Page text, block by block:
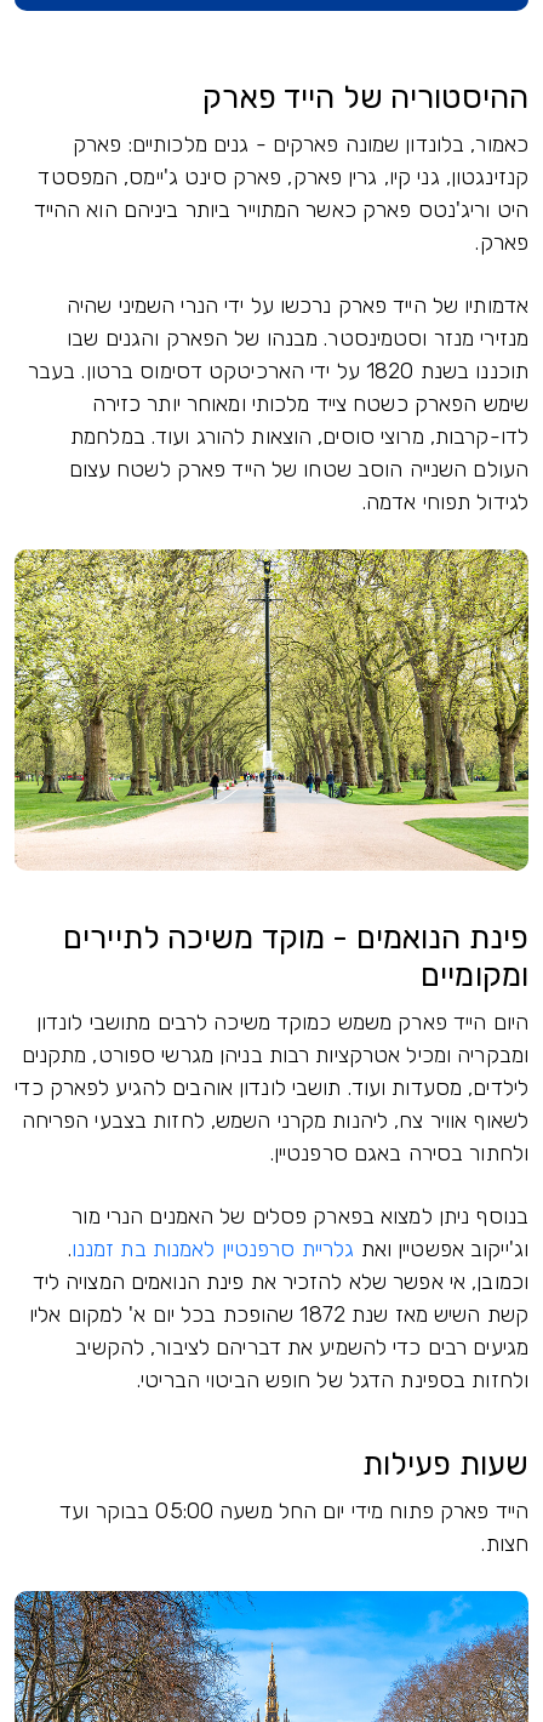
ההיסטוריה של הייד פארק
כאמור, בלונדון שמונה פארקים - גנים מלכותיים: פארק
קנזינגטון, גני קיו, גרין פארק, פארק סינט ג'יימס, המפסטד
היט וריג'נטס פארק כאשר המתוייר ביותר ביניהם הוא ההייד
פארק.
אדמותיו של הייד פארק נרכשו על ידי הנרי השמיני שהיה
מנזירי מנזר וסטמינסטר. מבנהו של הפארק והגנים שבו
תוכננו בשנת 1820 על ידי הארכיטקט דסימוס ברטון. בעבר
שימש הפארק כשטח צייד מלכותי ומאוחר יותר כזירה
לדו-קרבות, מרוצי סוסים, הוצאות להורג ועוד. במלחמת
העולם השנייה הוסב שטחו של הייד פארק לשטח עצום
לגידול תפוחי אדמה.
פינת הנואמים - מוקד משיכה לתיירים
ומקומיים
היום הייד פארק משמש כמוקד משיכה לרבים מתושבי לונדון
ומבקריה ומכיל אטרקציות רבות בניהן מגרשי ספורט, מתקנים
לילדים, מסעדות ועוד. תושבי לונדון אוהבים להגיע לפארק כדי
לשאוף אוויר צח, ליהנות מקרני השמש, לחזות בצבעי הפריחה
ולחתור בסירה באגם סרפנטיין.
בנוסף ניתן למצוא בפארק פסלים של האמנים הנרי מור
וג'ייקוב אפשטיין ואת גלריית סרפנטיין לאמנות בת זמננו.
וכמובן, אי אפשר שלא להזכיר את פינת הנואמים המצויה ליד
קשת השיש מאז שנת 1872 שהופכת בכל יום א' למקום אליו
מגיעים רבים כדי להשמיע את דבריהם לציבור, להקשיב
ולחזות בספינת הדגל של חופש הביטוי הבריטי.
שעות פעילות
הייד פארק פתוח מידי יום החל משעה 05:00 בבוקר ועד
חצות.